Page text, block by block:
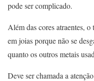
pode ser complicado.
Além das cores atraentes,
em joias porque não se
quanto os outros metais
Deve ser chamada a